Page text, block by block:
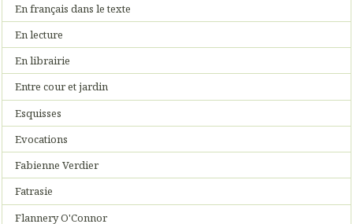
En français dans le texte
En lecture
En librairie
Entre cour et jardin
Esquisses
Evocations
Fabienne Verdier
Fatrasie
Flannery O'Connor